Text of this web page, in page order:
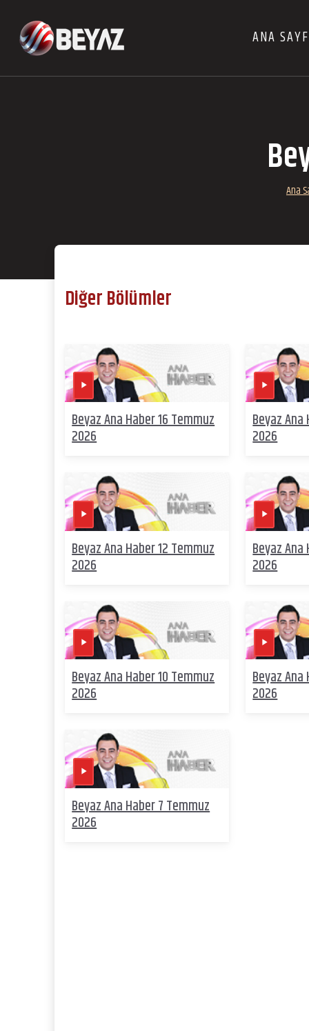
ANA
Ana
Diğer Bölümler
Beyaz Ana Haber 16 Temmuz
2026
Beyaz
2026
Beyaz Ana Haber 12 Temmuz
2026
Beyaz Ana
2026
Beyaz Ana Haber 10 Temmuz
2026
Beyaz
2026
Beyaz Ana Haber 7 Temmuz
2026